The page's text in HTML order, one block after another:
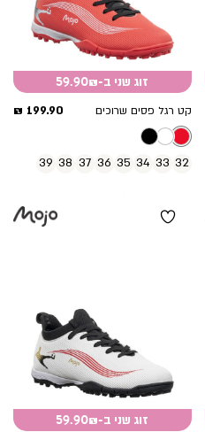
זוג שני ב-59.90₪
קט רגל פסים שרוכים
מחיר
199.90 ₪
32
33
34
35
36
37
38
39
זוג שני ב-59.90₪